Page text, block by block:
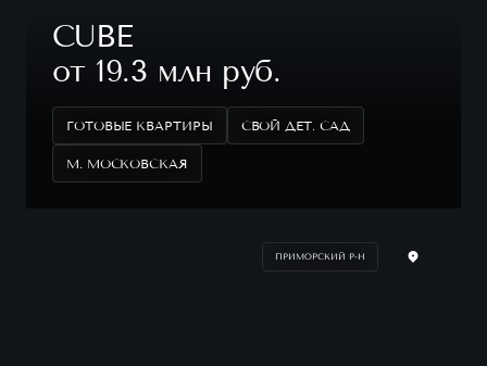
CUBE
от 19.3 млн руб.
ГОТОВЫЕ КВАРТИРЫ СВОЙ ДЕТ. САД
М. МОСКОВСКАЯ
ПРИМОРСКИЙ Р-Н